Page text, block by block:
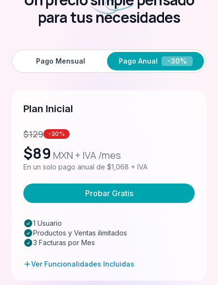
para tus necesidades
Pago Mensual Pago Anual -30%
Plan Inicial
$129 -30%
$89 MXN + IVA /mes
En un solo pago anual de $1,068 + IVA
Probar Gratis
1 Usuario
Productos y Ventas ilimitados
3 Facturas por Mes
Ver Funcionalidades Incluidas